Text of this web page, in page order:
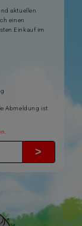
aktuellen
einen
Einkauf im
Abmeldung ist
>